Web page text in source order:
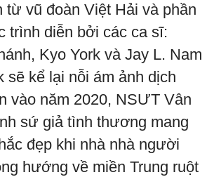
từ vũ đoàn Việt Hải và phần
trình diễn bởi các ca sĩ:
Kyo York và Jay L. Nam
sẽ kể lại nỗi ám ảnh dịch
vào năm 2020, NSƯT Vân
sứ giả tình thương mang
đẹp khi nhà nhà người
hướng về miền Trung ruột